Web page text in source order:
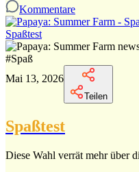
Kommentare
Spaßtest
#Spaß
Mai 13, 2026
Teilen
Spaßtest
Diese Wahl verrät mehr über